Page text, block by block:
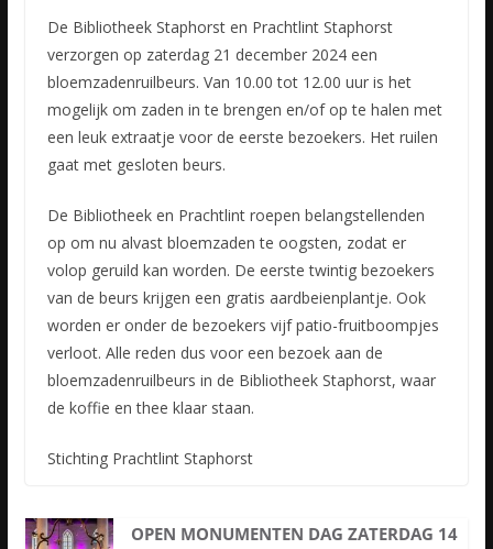
De Bibliotheek Staphorst en Prachtlint Staphorst
verzorgen op zaterdag 21 december 2024 een
bloemzadenruilbeurs. Van 10.00 tot 12.00 uur is het
mogelijk om zaden in te brengen en/of op te halen met
een leuk extraatje voor de eerste bezoekers. Het ruilen
gaat met gesloten beurs.
De Bibliotheek en Prachtlint roepen belangstellenden
op om nu alvast bloemzaden te oogsten, zodat er
volop geruild kan worden. De eerste twintig bezoekers
van de beurs krijgen een gratis aardbeienplantje. Ook
worden er onder de bezoekers vijf patio-fruitboompjes
verloot. Alle reden dus voor een bezoek aan de
bloemzadenruilbeurs in de Bibliotheek Staphorst, waar
de koffie en thee klaar staan.
Stichting Prachtlint Staphorst
OPEN MONUMENTEN DAG ZATERDAG 14